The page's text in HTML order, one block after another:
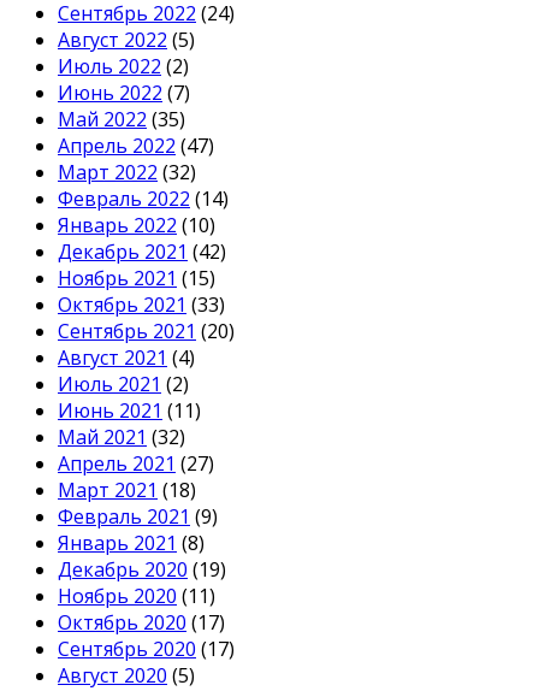
Сентябрь 2022 (24)
Август 2022 (5)
Июль 2022 (2)
Июнь 2022 (7)
Май 2022 (35)
Апрель 2022 (47)
Март 2022 (32)
Февраль 2022 (14)
Январь 2022 (10)
Декабрь 2021 (42)
Ноябрь 2021 (15)
Октябрь 2021 (33)
Сентябрь 2021 (20)
Август 2021 (4)
Июль 2021 (2)
Июнь 2021 (11)
Май 2021 (32)
Апрель 2021 (27)
Март 2021 (18)
Февраль 2021 (9)
Январь 2021 (8)
Декабрь 2020 (19)
Ноябрь 2020 (11)
Октябрь 2020 (17)
Сентябрь 2020 (17)
Август 2020 (5)